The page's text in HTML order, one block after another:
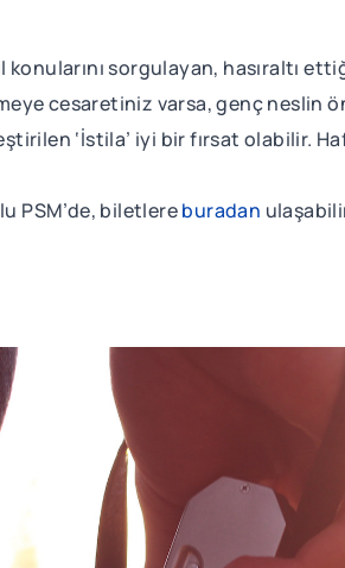
konularını sorgulayan, hasıraltı
cesaretiniz varsa, genç neslin
‘İstila’ iyi bir fırsat olabilir.
PSM’de, biletlereburadan